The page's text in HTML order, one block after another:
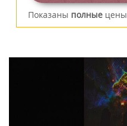
Показаны полные цены